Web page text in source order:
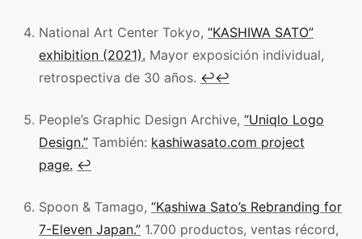
National Art Center Tokyo, “KASHIWA SATO”
exhibition (2021). Mayor exposición individual,
retrospectiva de 30 años. ↩↩
People’s Graphic Design Archive, “Uniqlo Logo
Design.” También: kashiwasato.com project
page. ↩
Spoon & Tamago, “Kashiwa Sato’s Rebranding for
7-Eleven Japan.” 1.700 productos, ventas récord,